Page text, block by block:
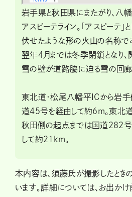
岩手県と秋田県にまたがり、八
アスピーテライン。「アスピーテ」
伏せたような形の火山の名称で
翌年4月までは冬季閉鎖となり、
雪の壁が道路脇に迫る雪の回廊
東北道・松尾八幡平ICから岩手
道45号を経由して約6m。東北
秋田側の起点までは国道282
して約21km。
本内容は、須藤氏が撮影したとき
います。詳細については、お出か